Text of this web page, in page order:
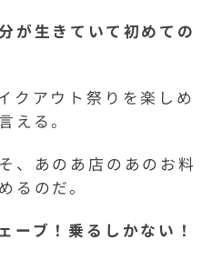
が生きていて初めての
クアウト祭りを楽しめ
える。
、あのあ店のあのお料
るのだ。
ーブ！乗るしかない！